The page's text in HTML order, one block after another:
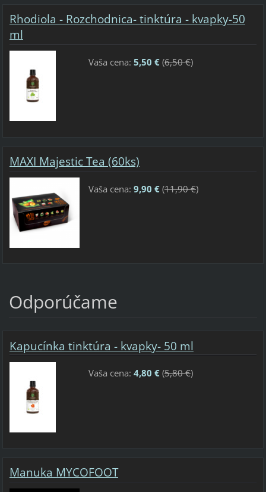
Rhodiola - Rozchodnica- tinktúra - kvapky-50
ml
Vaša cena: 5,50 €(6,50 €)
MAXI Majestic Tea (60ks)
Vaša cena: 9,90 €(11,90 €)
Odporúčame
Kapucínka tinktúra - kvapky- 50 ml
Vaša cena: 4,80 €(5,80 €)
Manuka MYCOFOOT